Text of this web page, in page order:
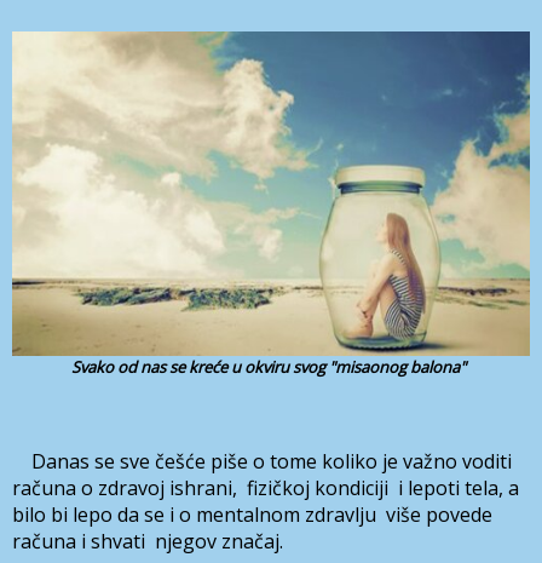
Svako od nas se kreće u okviru svog "misaonog balona"
Danas se sve češće piše o tome koliko je važno voditi
računa o zdravoj ishrani, fizičkoj kondiciji i lepoti tela, a
bilo bi lepo da se i o mentalnom zdravlju više povede
računa i shvati njegov značaj.